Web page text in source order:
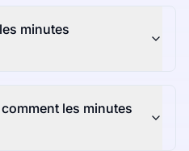
minutes
les minutes